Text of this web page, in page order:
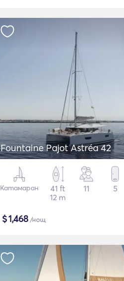
Fountaine Pajot Astréa 42
Катамаран
41 ft
12 m
11 5
$1,468/нощ